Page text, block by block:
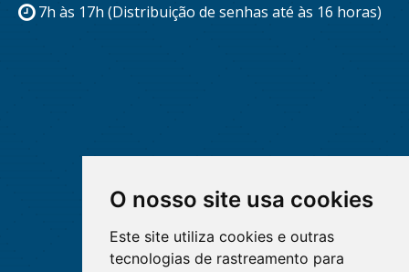
O nosso site usa cookies
Este site utiliza cookies e outras
tecnologias de rastreamento para
7h às 17h (Distribuição de senhas até às 16 horas)